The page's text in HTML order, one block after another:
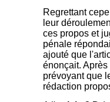
Regrettant
leur
ces propos et
pénale
ajouté que
énonçait.
prévoyant que
rédaction